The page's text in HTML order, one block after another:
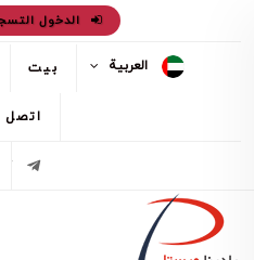
الدخول
العربية بيت
اتصل